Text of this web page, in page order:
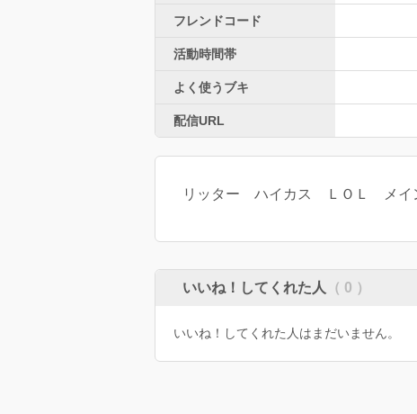
フレンドコード
活動時間帯
よく使うブキ
配信URL
リッター ハイカス ＬＯＬ メイ
いいね！してくれた人 （ 0 ）
いいね！してくれた人はまだいません。